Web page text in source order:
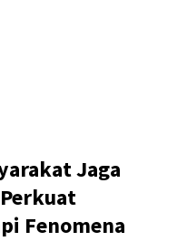
Jaga
Fenomena